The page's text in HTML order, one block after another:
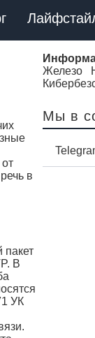
в
пакет
В
УК
Железо
Мы в